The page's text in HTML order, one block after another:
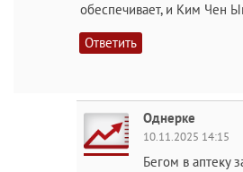
обеспечивает, и Ким Чен
Ответить
Однерке
10.11.2025 14:15
Бегом в аптеку